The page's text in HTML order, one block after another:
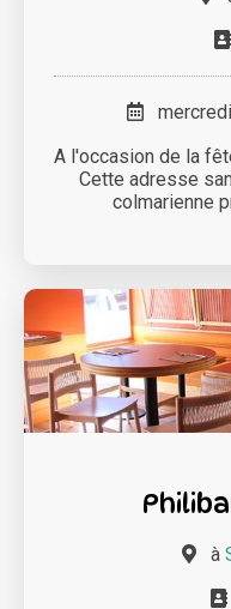
mercredi
A l'occasion de la
Cette adresse
colmarienne
à